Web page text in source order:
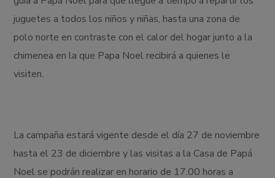
juguetes a todos los niños y niñas, hasta una zona de
polo norte en contraste con el calor del hogar junto a la
chimenea en la que Papa Noel recibirá a quienes le
visiten.
La campaña estará vigente desde el día 27 de noviembre
hasta el 23 de diciembre y las visitas a la Casa de Papá
Noel se podrán realizar en horario de 17.00 horas a